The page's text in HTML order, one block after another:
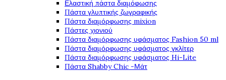
Ελαστική πάστα διαμόφωσης
Πάστα γλυπτικής ζωγραφικής
Πάστα διαμόρφωσης mixion
Πάστες χιονιού
Πάστα διαμόρφωσης υφάσματος Fashion 50 ml
Πάστα διαμόρφωσης υφάσματος γκλίτερ
Πάστα διαμόρφωσης υφάσματος Hi-Lite
Πάστα Shabby Chic -Μάτ